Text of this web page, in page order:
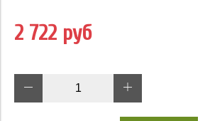
2 722 руб